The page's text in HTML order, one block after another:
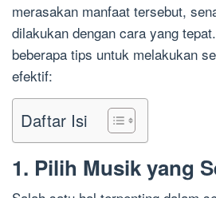
merasakan manfaat tersebut,
dilakukan dengan cara yang
beberapa tips untuk melakukan
efektif:
Daftar Isi
1. Pilih Musik yang